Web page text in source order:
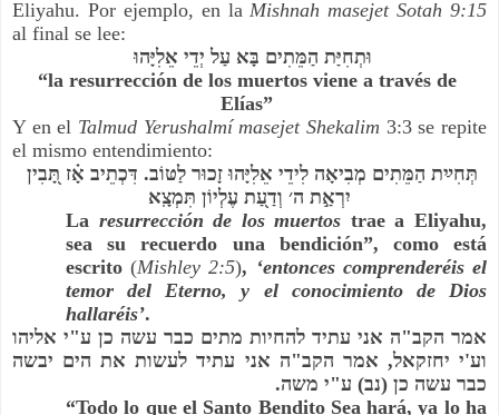
Eliyahu. Por ejemplo, en la
al final se lee:
וּתְחִיַּת הַמֵּתִים בָּא עַל יְדֵי אֵלִיָּהוּ
“la resurrección de los muertos viene a través de
Elías”
Y en el Talmud Yerushalmí masejet Shekalim 3:3 se repite
el mismo entendimiento:
יִרְאַ֣ת ה׳ וְדַעַ֭ת עֶלְיוֹן תִּמְצָֽא
La resurrección de los muertos trae a Eliyahu,
sea su recuerdo una bendición”, como está
escrito (Mishley 2:5), ‘entonces comprenderéis el
temor del Eterno, y el conocimiento de Dios
hallaréis’.
כבר עשה כן (נב) ע"י משה.
“Todo lo que el Santo Bendito Sea hará, ya lo ha